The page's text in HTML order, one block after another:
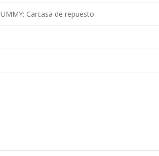
Carcasa de repuesto